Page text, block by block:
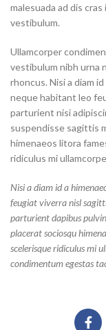
malesuada ad dis
vestibulum.
Ullamcorper
vestibulum nibh urna
rhoncus. Nisi a diam
neque habitant leo
parturient nisi
suspendisse sagittis
himenaeos litora
ridiculus mi
Nisi a diam id a
feugiat viverra nisl
parturient dapibus
placerat sociosqu
scelerisque ridiculus mi
condimentum egestas